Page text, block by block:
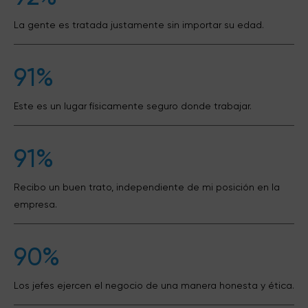
La gente es tratada justamente sin importar su edad.
91%
Este es un lugar físicamente seguro donde trabajar.
91%
Recibo un buen trato, independiente de mi posición en la
empresa.
90%
Los jefes ejercen el negocio de una manera honesta y ética.